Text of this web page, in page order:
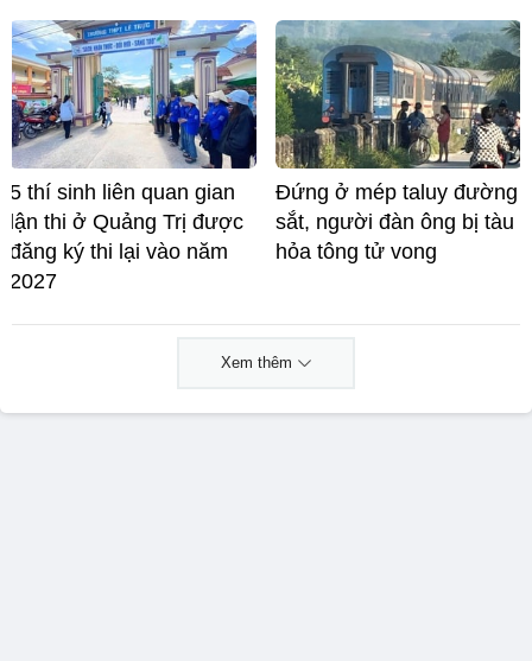
5 thí sinh liên quan gian
lận thi ở Quảng Trị được
đăng ký thi lại vào năm
2027
Đứng ở mép taluy đường
sắt, người đàn ông bị tàu
hỏa tông tử vong
Xem thêm